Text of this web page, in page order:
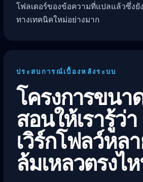
โฟลเดอร์ของข้อความที่แปลแล้วซึ่งยั
ทางเทคนิคใหม่อย่างมาก
ประสบการณ์เบื้องหลังระบบ
โครงการขนา
สอนให้เรารู้ว่า
เวิร์กโฟลว์หล
ล้มเหลวตรงไ